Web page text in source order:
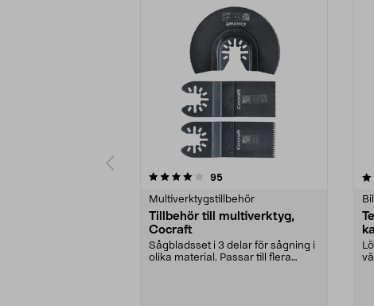
95recensioner
Multiverktygstillbehör
Tillbehör till multiverktyg,
Cocraft
Sågbladsset i 3 delar för sågning i
olika material. Passar till flera
5.0 av 5 stjärnor